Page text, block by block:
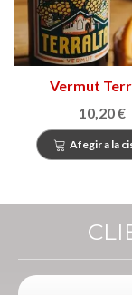
Vermut
10,20 €
Afegir a la